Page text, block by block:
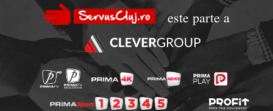
este parte a